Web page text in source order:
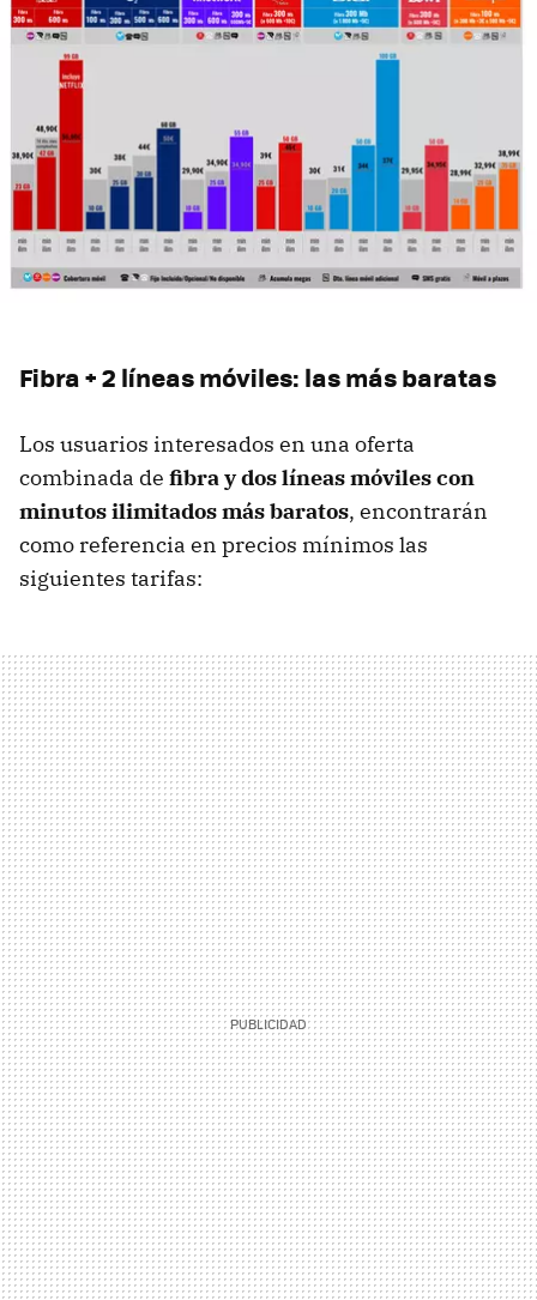
Fibra + 2 líneas móviles: las más baratas
Los usuarios interesados en una oferta
combinada de fibra y dos líneas móviles con
minutos ilimitados más baratos, encontrarán
como referencia en precios mínimos las
siguientes tarifas: